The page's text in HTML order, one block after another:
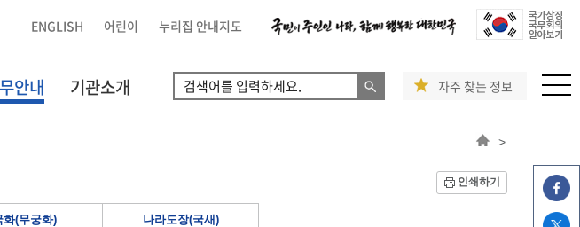
ENGLISH 어린이 누리집 안내지도
안내 기관소개 자주 찾는 정보
>
인쇄하기
화(무궁화) 나라도장(국새)